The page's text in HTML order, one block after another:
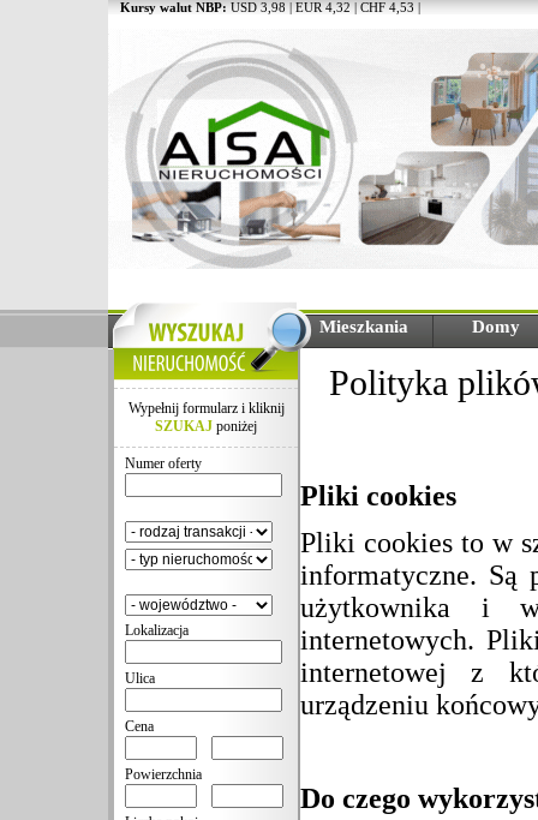
Kursy walut NBP:USD 3,98 | EUR 4,32 | CHF 4,53 |
Mieszkania Domy
Wypełnij formularz i kliknij
SZUKAJ poniżej
Numer oferty
Lokalizacja
Ulica
Cena
Powierzchnia
Polityka
Pliki cookies
Pliki cookies to w
informatyczne. Są
użytkownika i
internetowych.
internetowej z
urządzeniu
Do czego